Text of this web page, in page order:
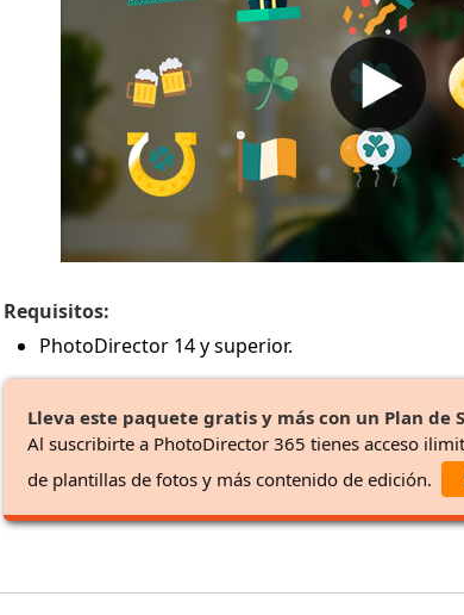
Requisitos:
PhotoDirector 14 y superior.
Lleva este paquete gratis y más con un Plan de
Al suscribirte a PhotoDirector 365 tienes acceso
de plantillas de fotos y más contenido de edición.